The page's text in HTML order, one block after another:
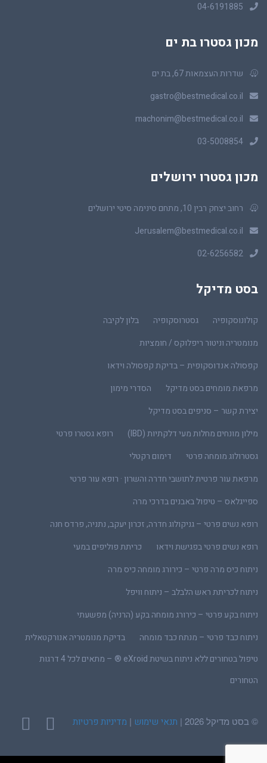
04-6191885
מכון גסטרו בת ים
שדרות העצמאות 67, בת ים
gastro@bestmedical.co.il
machonim@bestmedical.co.il
03-5008854
מכון גסטרו ירושלים
רחוב יצחק רבין 10, מתחם סינימה סיטי ירושלים
Jerusalem@bestmedical.co.il
02-6256582
בסט מדיקל
קולונוסקופיה גסטרוסקופיה
בלון לקיבה
מנומטריה וניטור ריפלוקס / חומציות
קפסולה אנדוסקופית – בדיקת קפסולה וידאו
מרפאת מומחים בסט מדיקל
הסדרי מימון
יצירת קשר – סניפים בסט מדיקל
מילון מונחים מחלות מעי דלקתיות (IBD)
רופא גסטרו פרטי
גסטרולוג מומחה פרטי
דימום רקטלי
מרפאת עור פרטית לתושבי חדרה והשרון · רופא עור פרטי
ספייגלאס – טיפול באבנים בדרכי מרה
רופא נשים פרטי – גניקולוג חדרה, זכרון יעקב, נתניה, פרדס חנה
רופא נשים פרטי בפגישת וידאו
כריתת פוליפים במעי
ניתוח כיס מרה פרטי – כירורג מומחה כיס מרה
ניתוח לכריתת ראש הלבלב – ניתוח וויפל
ניתוח בקע פרטי – כירורג מומחה בקע (הרניה) מפשעתי
ניתוח כבד פרטי – מנתח כבד מומחה
בדיקת מנומטריה אנורקטאלית
טיפול בטחורים ללא ניתוח בשיטת eXroid ® – מתאים לכל 4 דרגות
הטחורים
© בסט מדיקל 2026 | תנאי שימוש | מדיניות פרטיות